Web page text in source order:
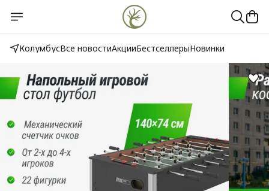
КолумбусВсе новостиАкцииБестселлерыНовинки